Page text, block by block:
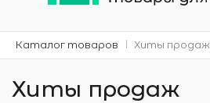
Каталог товаров Хиты продаж
Хиты продаж